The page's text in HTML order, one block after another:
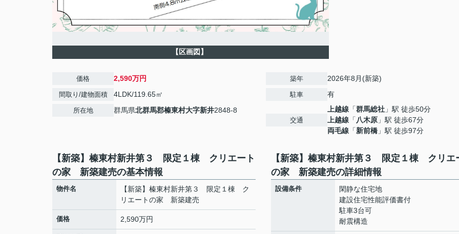
【区画図】
価格 2,590万円
間取り/建物面積 4LDK/119.65㎡
所在地 群馬県北群馬郡榛東村大字新井2848-8
築年 2026年8月(新築)
駐車 有
交通
上越線 「群馬総社 」駅 徒歩50分
上越線 「 八木原 」駅 徒歩67分
両毛線 「新前橋 」駅 徒歩97分
【新築】榛東村新井第３ 限定１棟 クリエート
の家 新築建売の基本情報
物件名
【新築】榛東村新井第３ 限定１棟 ク
リエートの家 新築建売
価格 2,590万円
【新築】榛東村新井第３ 限定１棟 クリエ
の家 新築建売の詳細情報
設備条件
閑静な住宅地
建設住宅性能評価書付
駐車3台可
耐震構造